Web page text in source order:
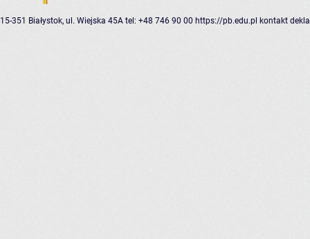
15-351 Białystok, ul. Wiejska 45A tel: +48 746 90 00 https://pb.edu.pl kontakt